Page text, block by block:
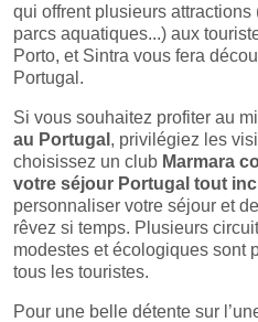
qui offrent plusieurs attractions
parcs aquatiques...) aux
Porto, et Sintra vous fera
Portugal.
Si vous souhaitez profiter au
au Portugal , privilégiez les
choisissez un club Marmara
votre séjour Portugal tout
personnaliser votre séjour et
rêvez si temps. Plusieurs
modestes et écologiques sont
tous les touristes.
Pour une belle détente sur